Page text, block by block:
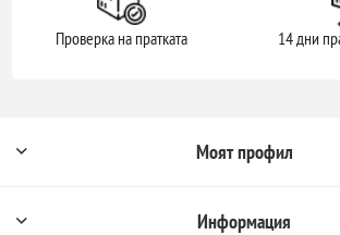
Проверка на пратката 14 дни
Моят профил
Информация